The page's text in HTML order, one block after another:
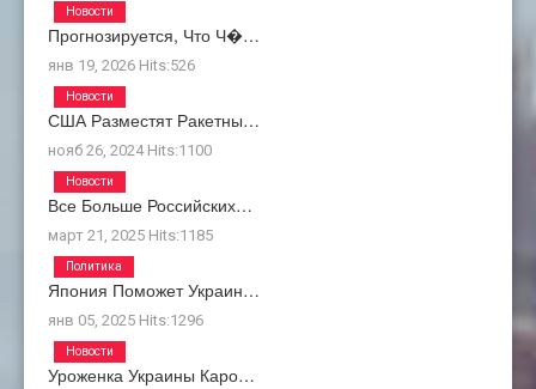
Прогнозируется, Что Ч�…
янв 19, 2026 Hits:526
Новости
США Разместят Ракетны…
нояб 26, 2024 Hits:1100
Новости
Все Больше Российских…
март 21, 2025 Hits:1185
Новости
Япония Поможет Украин…
янв 05, 2025 Hits:1296
Политика
Уроженка Украины Каро…
Новости